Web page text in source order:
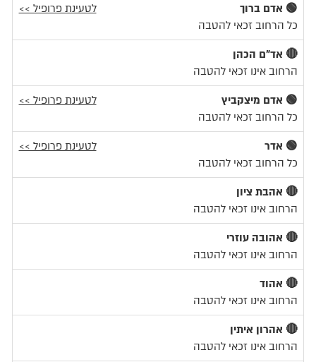
🟢 אדם ברוך
לטעינת פרופיל >>
כל הרחוב זכאי להטבה
🔴 אד"ם הכהן
הרחוב אינו זכאי להטבה
🟢 אדם מיצקביץ
לטעינת פרופיל >>
כל הרחוב זכאי להטבה
🟢 אדר
לטעינת פרופיל >>
כל הרחוב זכאי להטבה
🔴 אהבת ציון
הרחוב אינו זכאי להטבה
🔴 אהובה עוזרי
הרחוב אינו זכאי להטבה
🔴 אהוד
הרחוב אינו זכאי להטבה
🔴 אהרון איתין
הרחוב אינו זכאי להטבה